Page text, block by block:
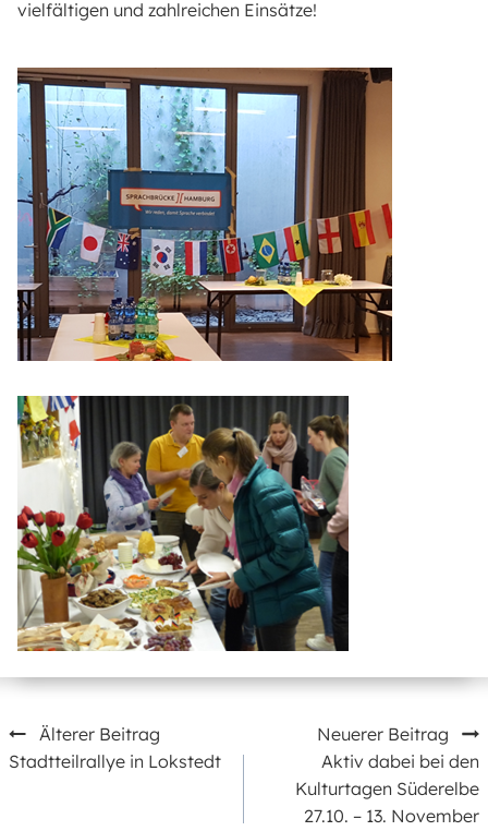
vielfältigen und zahlreichen Einsätze!
Beitragsnavigation
Älterer Beitrag
Stadtteilrallye in Lokstedt
Neuerer Beitrag
Aktiv dabei bei den
Kulturtagen Süderelbe
27.10. – 13. November